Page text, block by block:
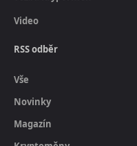
Video
RSS odběr
Vše
Novinky
Magazín